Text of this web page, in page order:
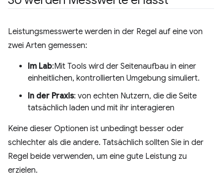
Leistungsmesswerte werden in der Regel auf eine von
zwei Arten gemessen:
Im Lab:Mit Tools wird der Seitenaufbau in einer
einheitlichen, kontrollierten Umgebung simuliert.
In der Praxis: von echten Nutzern, die die Seite
tatsächlich laden und mit ihr interagieren
Keine dieser Optionen ist unbedingt besser oder
schlechter als die andere. Tatsächlich sollten Sie in der
Regel beide verwenden, um eine gute Leistung zu
erzielen.